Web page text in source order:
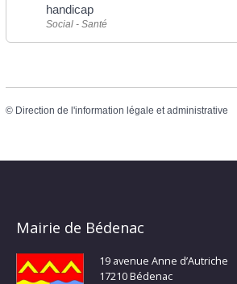
handicap
Social - Santé
© Direction de l'information légale et administrative
Mairie de Bédenac
19 avenue Anne d’Autriche
17210 Bédenac